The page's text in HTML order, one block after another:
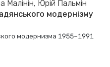
Юрій Пальмін
модернізму
модернизма 1955–1991